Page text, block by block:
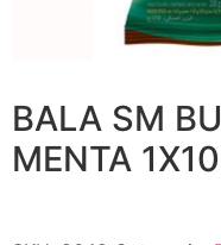
BALA SM
MENTA